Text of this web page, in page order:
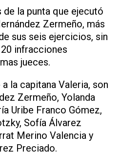
de la punta que ejecutó
Zermeño, más
sus seis ejercicios, sin
infracciones
jueces.
la capitana Valeria, son
Zermeño, Yolanda
Uribe Franco Gómez,
Sofía Álvarez
Merino Valencia y
Preciado.